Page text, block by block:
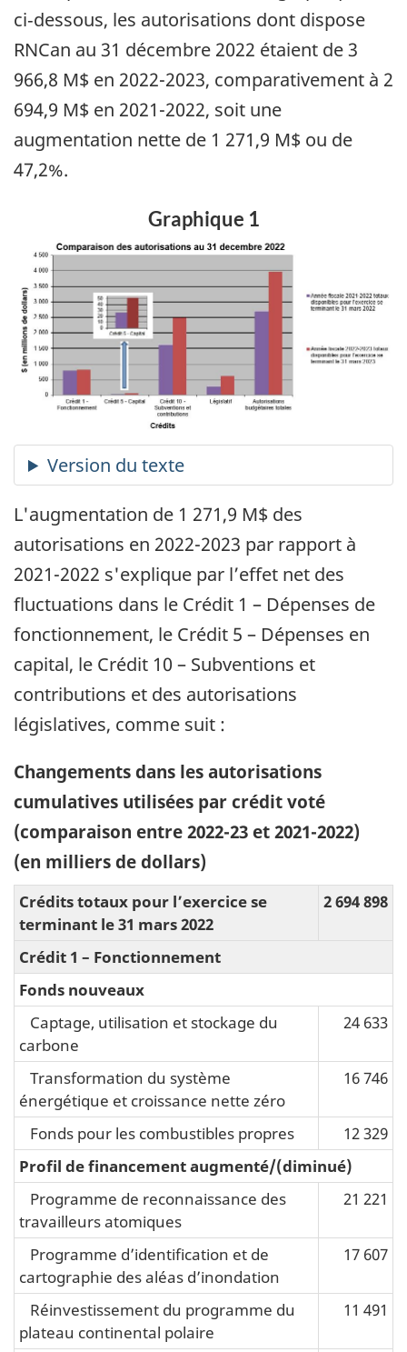
ci‑dessous, les autorisations dont dispose
RNCan au 31 décembre 2022 étaient de 3
966,8 M$ en 2022-2023, comparativement à 2
694,9 M$ en 2021-2022, soit une
augmentation nette de 1 271,9 M$ ou de
47,2%.
Graphique 1
L'augmentation de 1 271,9 M$ des
autorisations en 2022-2023 par rapport à
2021-2022 s'explique par l’effet net des
fluctuations dans le Crédit 1 – Dépenses de
fonctionnement, le Crédit 5 – Dépenses en
capital, le Crédit 10 – Subventions et
contributions et des autorisations
législatives, comme suit :
Changements dans les autorisations
cumulatives utilisées par crédit voté
(comparaison entre 2022-23 et 2021-2022)
(en milliers de dollars)
Crédits totaux pour l’exercice se
terminant le 31 mars 2022
2 694 898
Crédit 1 – Fonctionnement
Fonds nouveaux
Captage, utilisation et stockage du
carbone
24 633
Transformation du système
énergétique et croissance nette zéro
16 746
Fonds pour les combustibles propres
12 329
Profil de financement augmenté/(diminué)
Programme de reconnaissance des
travailleurs atomiques
21 221
Programme d’identification et de
cartographie des aléas d’inondation
17 607
Réinvestissement du programme du
plateau continental polaire
11 491